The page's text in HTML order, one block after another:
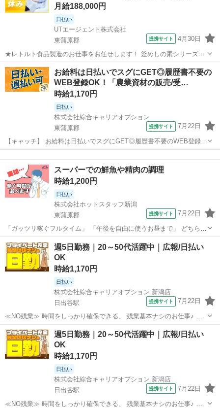
月給188,000円
日払い
UTエージェント株式会社
東蒲原郡
提携サイト 4月30日
★レトルト食品製造のお仕事をお任せします！ 釜めしの素シリーズ、
麻婆シリーズ、スパゲティソースなど、 誰もが知っている有名なレト
ルト食品を製造しています！ ＜具体的には…＞ ◇原材料の選別 ◇材
料の加工 ◇調理器へ投入し...
新潟 東蒲原郡 工場
お給料は日払いでスグにGET◎履歴書不要の
WEB登録OK！「農業資材の販売/受…
時給1,170円
日払い
株式会社綜合キャリアオプション
東蒲原郡
提携サイト 7月22日
【キャッチ】 お給料は日払いでスグにGET◎履歴書不要のWEB登録
OK！「農業資材の販売/受渡し事務」高時給1170円！日出谷周辺！20
代～40代のスタッフが多数活躍中★ 【コメント】 製造のお仕事が豊富
★未経験で働いてみ...スーパーでの鮮魚や精肉の調理
時給1,200円
日払い
株式会社ホットスタッフ新潟
東蒲原郡
提携サイト 7月22日
「ガッツリ稼ぐフルタイム」 「午後を自由に使うお昼まで」 どちらも
OK♪ 人気のスーパーで、生活スタイルに合わせて働きましょう □■お
仕事■□ ご希望や経験に合わせて、2つの部門から選べます！ ★精肉部
門 お肉の加工や...
新潟 東蒲原郡 キッチン
週5日勤務｜20～50代活躍中｜広報/日払い
OK
時給1,170円
日払い
株式会社綜合キャリアオプション 新潟店
日出谷駅
提携サイト 7月22日
≪NO残業≫ 時間をしっかり確保できる、 残業基本ナシのお仕事♪ オ
ンとオフをきっちり切り替えたい方にオススメ！ ≪完全週休二日制≫
週末は家族や友人と一緒にプライベート満喫！ ≪ラクラク制服アリ≫
制服があるので、 毎日の...
新潟 東蒲原郡 日出谷駅 工場
週5日勤務｜20～50代活躍中｜広報/日払い
OK
時給1,170円
日払い
株式会社綜合キャリアオプション 新潟店
日出谷駅
提携サイト 7月22日
≪NO残業≫ 時間をしっかり確保できる、 残業基本ナシのお仕事♪ オ